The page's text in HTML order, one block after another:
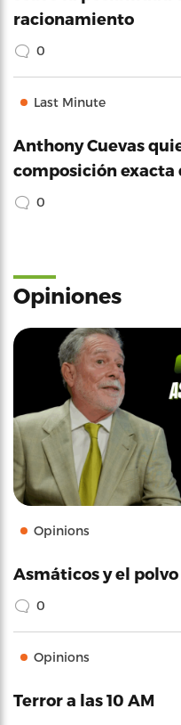
racionamiento
0
Last Minute
Anthony Cuevas
composición exacta
0
Opiniones
Opinions
Asmáticos y el
0
Opinions
Terror a las 10 AM